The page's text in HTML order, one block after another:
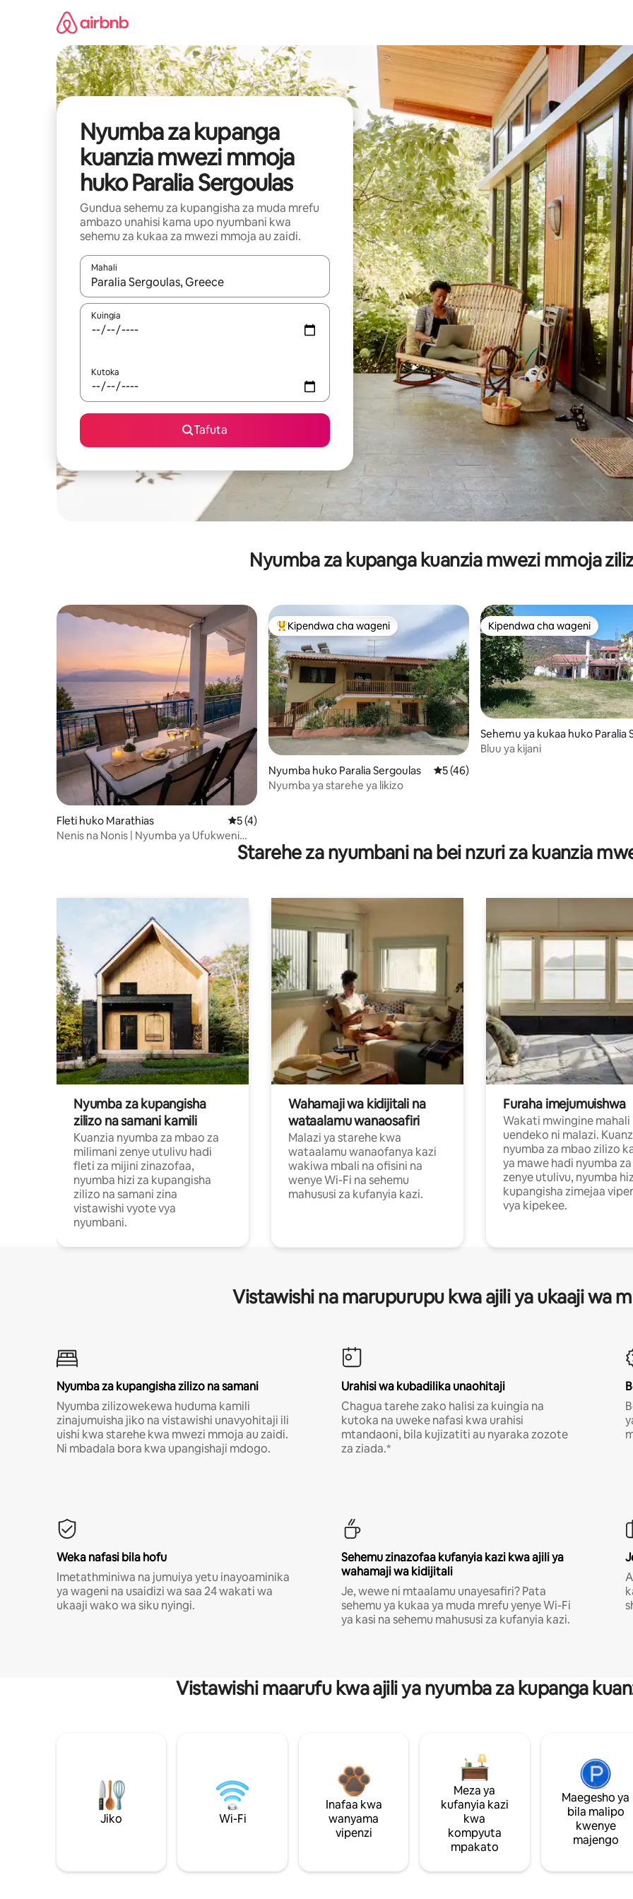
Nyumba za kupanga
kuanzia mwezi mmoja
huko Paralia Sergoulas
Gundua sehemu za kupangisha za muda mrefu
ambazo unahisi kama upo nyumbani kwa
sehemu za kukaa za mwezi mmoja au zaidi.
Mahali
Wakati matokeo yanapatikana, vinjari kwa kutumia vitufe vya vishale vya juu na chini au uchunguze kwa kugusa au
Kuingia
Kutoka
Tafuta
Nyumba za kupanga kuanzia mwezi mmoja
Fleti huko Marathias Ukadiriaji wa wastani wa 5 kati ya 5, tathmini 4
5 (4)
Nenis na Nonis | Nyumba ya Ufukweni
Kipendwa maarufu cha wageni
Kipendwa cha wageni
Nyumba huko Paralia Sergoulas Ukadiriaji wa wastani wa 5 kati ya 5,
5 (46)
Nyumba ya starehe ya likizo
Kipendwa cha wageni
Kipendwa cha wageni
Sehemu ya kukaa huko Paralia
goulas
Bluu ya kijani
Starehe za nyumbani na bei nzuri za kuanzia
Nyumba za kupangisha
zilizo na samani kamili
Kuanzia nyumba za mbao za
milimani zenye utulivu hadi
fleti za mijini zinazofaa,
nyumba hizi za kupangisha
zilizo na samani zina
vistawishi vyote vya
nyumbani.
Wahamaji wa kidijitali na
wataalamu wanaosafiri
Malazi ya starehe kwa
wataalamu wanaofanya kazi
wakiwa mbali na ofisini na
wenye Wi-Fi na sehemu
mahususi za kufanyia kazi.
Furaha imejumuishwa
Wakati mwingine mahali
uendeko ni malazi.
nyumba za mbao zilizo
ya mawe hadi nyumba
zenye utulivu, nyumba
kupangisha zimejaa
vya kipekee.
Vistawishi na marupurupu kwa ajili ya ukaaji wa
Nyumba za kupangisha zilizo na samani
Nyumba zilizowekewa huduma kamili
zinajumuisha jiko na vistawishi unavyohitaji ili
uishi kwa starehe kwa mwezi mmoja au zaidi.
Ni mbadala bora kwa upangishaji mdogo.
Urahisi wa kubadilika unaohitaji
Chagua tarehe zako halisi za kuingia na
kutoka na uweke nafasi kwa urahisi
mtandaoni, bila kujizatiti au nyaraka zozote
za ziada.*
Weka nafasi bila hofu
Imetathminiwa na jumuiya yetu inayoaminika
ya wageni na usaidizi wa saa 24 wakati wa
ukaaji wako wa siku nyingi.
Sehemu zinazofaa kufanyia kazi kwa ajili ya
wahamaji wa kidijitali
Je, wewe ni mtaalamu unayesafiri? Pata
sehemu ya kukaa ya muda mrefu yenye Wi-Fi
ya kasi na sehemu mahususi za kufanyia kazi.
Vistawishi maarufu kwa ajili ya nyumba za kupanga
Jiko Wi-Fi
Inafaa kwa
wanyama
vipenzi
Meza ya
kufanyia kazi
kwa
kompyuta
mpakato
Maegesho ya
bila malipo
kwenye
majengo